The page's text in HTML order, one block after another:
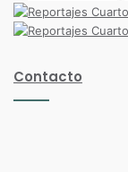
Contacto